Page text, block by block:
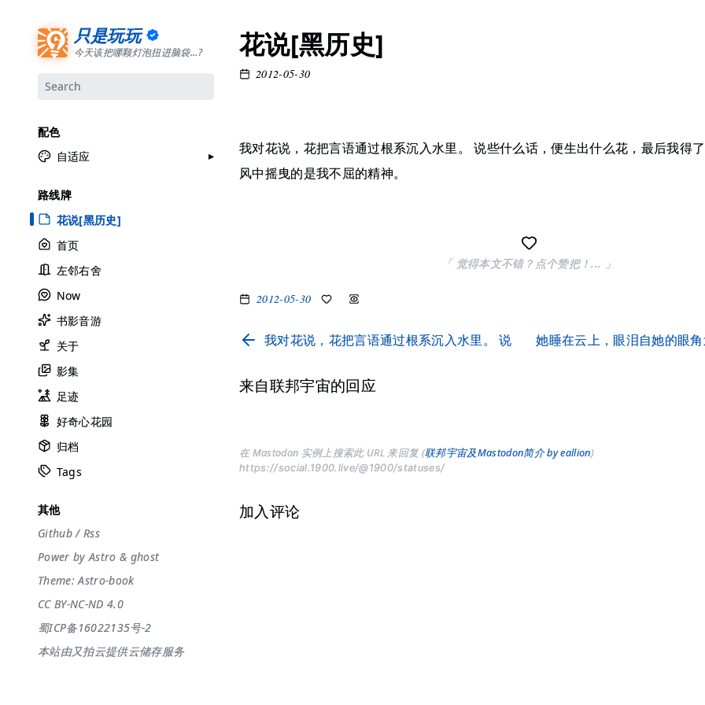
只是玩玩
今天该把哪颗灯泡扭进脑袋...?
配色
自适应
极夜黑
雅余黄
昱行粉
她的蓝
莫比乌斯
香草绿
自适应
路线牌
花说[黑历史]
首页
左邻右舍
Now
书影音游
关于
影集
足迹
好奇心花园
归档
Tags
其他
Github/ Rss
Power byAstro & ghost
Theme:Astro-book
CC BY-NC-ND 4.0
蜀ICP备16022135号-2
本站由又拍云提供云储存服务
花说[黑历史]
2012-05-30
我对花说，花把言语通过根系沉入水里。 说些什么话，便生出什么花，最后我
风中摇曳的是我不屈的精神。
「 觉得本文不错？点个赞把！... 」
2012-05-30
我对花说，花把言语通过根系沉入水里。 说 她睡在云上，眼泪自她的眼
来自联邦宇宙的回应
在 Mastodon 实例上搜索此 URL 来回复 (联邦宇宙及Mastodon简介 by eallion)
https://social.1900.live/@1900/statuses/
加入评论